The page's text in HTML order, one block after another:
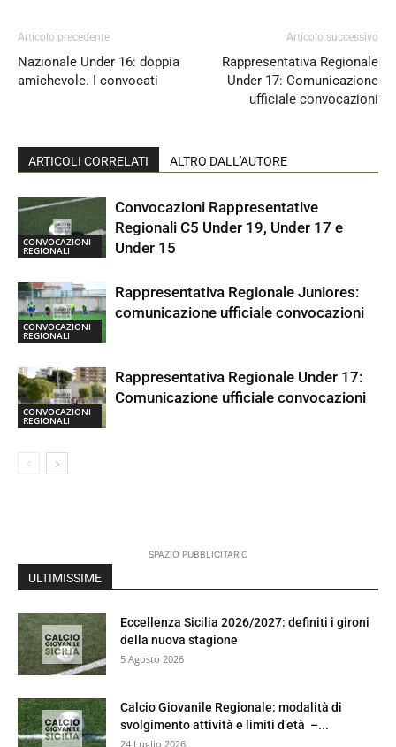
Articolo precedente
Nazionale Under 16: doppia
amichevole. I convocati
Articolo successivo
Rappresentativa Regionale
Under 17: Comunicazione
ufficiale convocazioni
ARTICOLI CORRELATI ALTRO DALL'AUTORE
CONVOCAZIONI
REGIONALI
Convocazioni Rappresentative
Regionali C5 Under 19, Under 17 e
Under 15
CONVOCAZIONI
REGIONALI
Rappresentativa Regionale Juniores:
comunicazione ufficiale convocazioni
CONVOCAZIONI
REGIONALI
Rappresentativa Regionale Under 17:
Comunicazione ufficiale convocazioni
SPAZIO PUBBLICITARIO
ULTIMISSIME
Eccellenza Sicilia 2026/2027: definiti i gironi
della nuova stagione
5 Agosto 2026
Calcio Giovanile Regionale: modalità di
svolgimento attività e limiti d’età –...
24 Luglio 2026